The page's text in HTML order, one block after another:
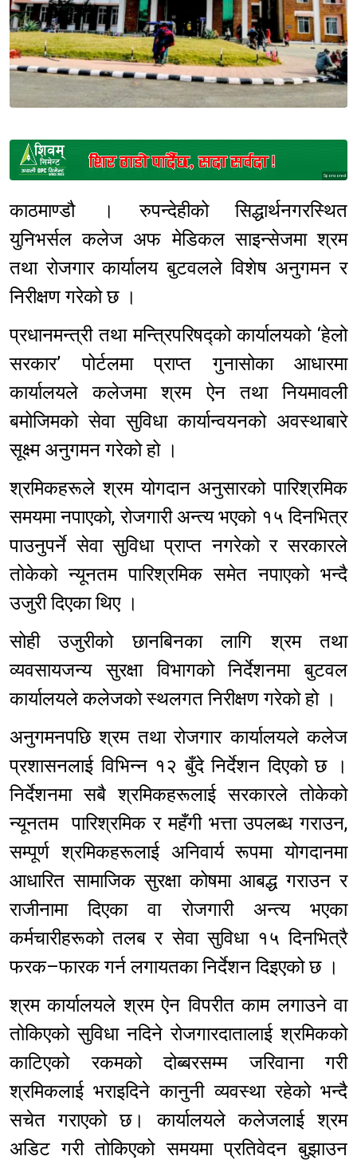
Sponsored
काठमाण्डौ । रुपन्देहीको सिद्धार्थनगरस्थित
युनिभर्सल कलेज अफ मेडिकल साइन्सेजमा श्रम
तथा रोजगार कार्यालय बुटवलले विशेष अनुगमन र
निरीक्षण गरेको छ ।
प्रधानमन्त्री तथा मन्त्रिपरिषद्को कार्यालयको ‘हेलो
सरकार’ पोर्टलमा प्राप्त गुनासोका आधारमा
कार्यालयले कलेजमा श्रम ऐन तथा नियमावली
बमोजिमको सेवा सुविधा कार्यान्वयनको अवस्थाबारे
सूक्ष्म अनुगमन गरेको हो ।
श्रमिकहरूले श्रम योगदान अनुसारको पारिश्रमिक
समयमा नपाएको, रोजगारी अन्त्य भएको १५ दिनभित्र
पाउनुपर्ने सेवा सुविधा प्राप्त नगरेको र सरकारले
तोकेको न्यूनतम पारिश्रमिक समेत नपाएको भन्दै
उजुरी दिएका थिए ।
सोही उजुरीको छानबिनका लागि श्रम तथा
व्यवसायजन्य सुरक्षा विभागको निर्देशनमा बुटवल
कार्यालयले कलेजको स्थलगत निरीक्षण गरेको हो ।
अनुगमनपछि श्रम तथा रोजगार कार्यालयले कलेज
प्रशासनलाई विभिन्न १२ बुँदे निर्देशन दिएको छ ।
निर्देशनमा सबै श्रमिकहरूलाई सरकारले तोकेको
न्यूनतम पारिश्रमिक र महँगी भत्ता उपलब्ध गराउन,
सम्पूर्ण श्रमिकहरूलाई अनिवार्य रूपमा योगदानमा
आधारित सामाजिक सुरक्षा कोषमा आबद्ध गराउन र
राजीनामा दिएका वा रोजगारी अन्त्य भएका
कर्मचारीहरूको तलब र सेवा सुविधा १५ दिनभित्रै
फरक–फारक गर्न लगायतका निर्देशन दिइएको छ ।
श्रम कार्यालयले श्रम ऐन विपरीत काम लगाउने वा
तोकिएको सुविधा नदिने रोजगारदातालाई श्रमिकको
काटिएको रकमको दोब्बरसम्म जरिवाना गरी
श्रमिकलाई भराइदिने कानुनी व्यवस्था रहेको भन्दै
सचेत गराएको छ। कार्यालयले कलेजलाई श्रम
अडिट गरी तोकिएको समयमा प्रतिवेदन बुझाउन